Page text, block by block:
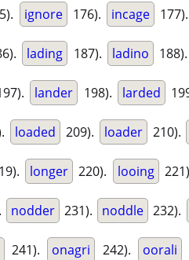
ignore 176). incage 177).
lading 187). ladino 188).
lander 198). larded
loaded 209). loader 210).
longer 220). looing
nodder 231). noddle 232).
241). onagri 242). oorali